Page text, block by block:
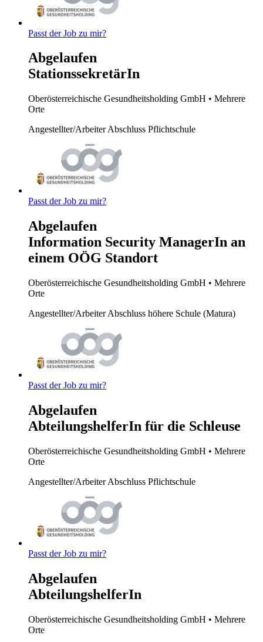
Passt der Job zu mir?
Abgelaufen
StationssekretärIn
Oberösterreichische Gesundheitsholding GmbH • Mehrere
Orte
Angestellter/ArbeiterAbschluss Pflichtschule
Passt der Job zu mir?
Abgelaufen
Information Security ManagerIn an
einem OÖG Standort
Oberösterreichische Gesundheitsholding GmbH • Mehrere
Orte
Angestellter/ArbeiterAbschluss höhere Schule (Matura)
Passt der Job zu mir?
Abgelaufen
AbteilungshelferIn für die Schleuse
Oberösterreichische Gesundheitsholding GmbH • Mehrere
Orte
Angestellter/ArbeiterAbschluss Pflichtschule
Passt der Job zu mir?
Abgelaufen
AbteilungshelferIn
Oberösterreichische Gesundheitsholding GmbH • Mehrere
Orte